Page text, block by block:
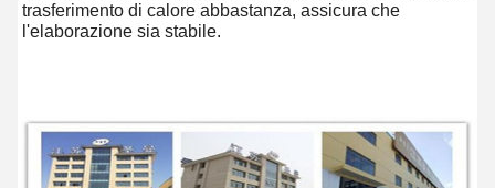
trasferimento di calore abbastanza, assicura che
l'elaborazione sia stabile.